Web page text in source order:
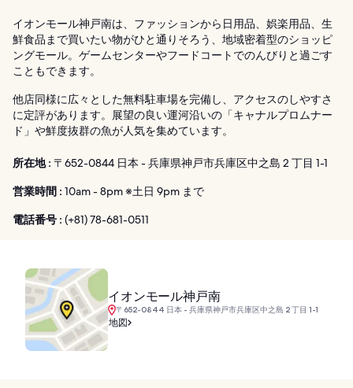
イオンモール神戸南は、ファッションから日用品、娯楽用品、生
鮮食品まで買いたい物がひと通りそろう、地域密着型のショッピ
ングモール。ゲームセンターやフードコートでのんびりと過ごす
こともできます。
他店同様に広々とした無料駐車場を完備し、アクセスのしやすさ
に定評があります。展望の良い運河沿いの「キャナルプロムナー
ド」や鮮度抜群の魚が人気を集めています。
所在地 : 〒652-0844 日本 - 兵庫県神戸市兵庫区中之島 2 丁目 1-1
営業時間 : 10am - 8pm ※土日 9pm まで
電話番号 : (+81) 78-681-0511
イオンモール神戸南
〒652-0844 日本 - 兵庫県神戸市兵庫区中之島 2 丁目 1-1
地図